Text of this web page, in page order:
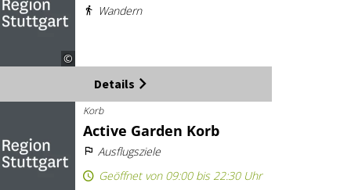
©
Wandern
Details
Korb
Active Garden Korb
Ausflugsziele
Geöffnet von 09:00 bis 22:30 Uhr